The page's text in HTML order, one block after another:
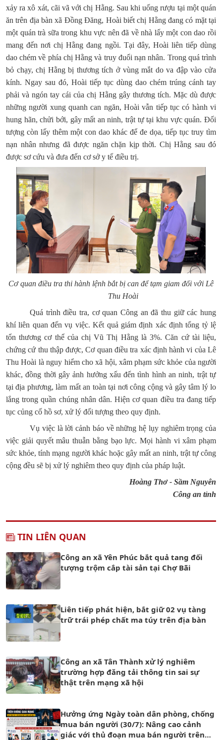
xảy ra xô xát, cãi vã với chị Hằng. Sau khi uống rượu tại một quán
ăn trên địa bàn xã Đồng Đăng, Hoài biết chị Hằng đang có mặt tại
một quán trà sữa trong khu vực nên đã về nhà lấy một con dao rồi
mang đến nơi chị Hằng đang ngồi. Tại đây, Hoài liên tiếp dùng
dao chém về phía chị Hằng và truy đuổi nạn nhân. Trong quá trình
bỏ chạy, chị Hằng bị thương tích ở vùng mắt do va đập vào cửa
kính. Ngay sau đó, Hoài tiếp tục dùng dao chém trúng cánh tay
phải và ngón tay cái của chị Hằng gây thương tích. Mặc dù được
những người xung quanh can ngăn, Hoài vẫn tiếp tục có hành vi
hung hãn, chửi bới, gây mất an ninh, trật tự tại khu vực quán. Đối
tượng còn lấy thêm một con dao khác để đe dọa, tiếp tục truy tìm
nạn nhân nhưng đã được ngăn chặn kịp thời. Chị Hằng sau đó
được sơ cứu và đưa đến cơ sở y tế điều trị.
Cơ quan điều tra thi hành lệnh bắt bị can để tạm giam đối với Lê
Thu Hoài
Quá trình điều tra, cơ quan Công an đã thu giữ các hung
khí liên quan đến vụ việc. Kết quả giám định xác định tổng tỷ lệ
tổn thương cơ thể của chị Vũ Thị Hằng là 3%. Căn cứ tài liệu,
chứng cứ thu thập được, Cơ quan điều tra xác định hành vi của Lê
Thu Hoài là nguy hiểm cho xã hội, xâm phạm sức khỏe của người
khác, đồng thời gây ảnh hưởng xấu đến tình hình an ninh, trật tự
tại địa phương, làm mất an toàn tại nơi công cộng và gây tâm lý lo
lắng trong quần chúng nhân dân. Hiện cơ quan điều tra đang tiếp
tục củng cố hồ sơ, xử lý đối tượng theo quy định.
Vụ việc là lời cảnh báo về những hệ lụy nghiêm trọng của
việc giải quyết mâu thuẫn bằng bạo lực. Mọi hành vi xâm phạm
sức khỏe, tính mạng người khác hoặc gây mất an ninh, trật tự công
cộng đều sẽ bị xử lý nghiêm theo quy định của pháp luật.
Hoàng Thơ - Sầm Nguyên
Công an tỉnh
TIN LIÊN QUAN
Công an xã Yên Phúc bắt quả tang đối
tượng trộm cắp tài sản tại Chợ Bãi
Liên tiếp phát hiện, bắt giữ 02 vụ tàng
trữ trái phép chất ma túy trên địa bàn
Công an xã Tân Thành xử lý nghiêm
trường hợp đăng tải thông tin sai sự
thật trên mạng xã hội
Hưởng ứng Ngày toàn dân phòng, chống
mua bán người (30/7): Nâng cao cảnh
giác với thủ đoạn mua bán người trên